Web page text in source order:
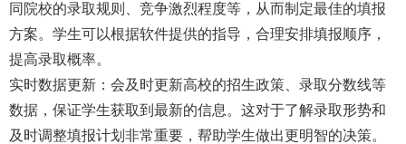
同院校的录取规则、竞争激烈程度等，从而制定最佳的填报
方案。学生可以根据软件提供的指导，合理安排填报顺序，
提高录取概率。
实时数据更新：会及时更新高校的招生政策、录取分数线等
数据，保证学生获取到最新的信息。这对于了解录取形势和
及时调整填报计划非常重要，帮助学生做出更明智的决策。